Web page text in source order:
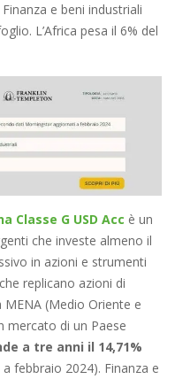
e beni industriali
L’Africa pesa il 6% del
Classe G USD Acc è un
che investe almeno il
in azioni e strumenti
replicano azioni di
MENA (Medio Oriente e
mercato di un Paese
a tre anni il 14,71%
febbraio 2024). Finanza e